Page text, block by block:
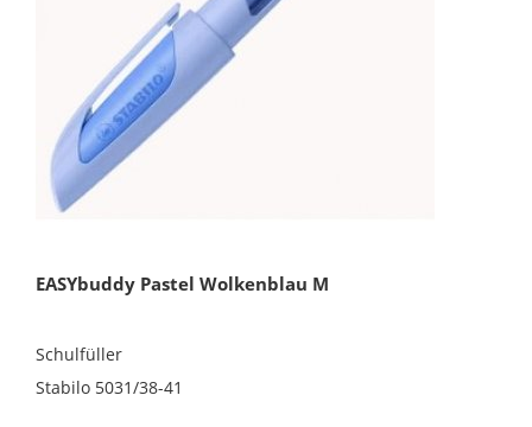
EASYbuddy Pastel Wolkenblau M
Schulfüller
Stabilo 5031/38-41